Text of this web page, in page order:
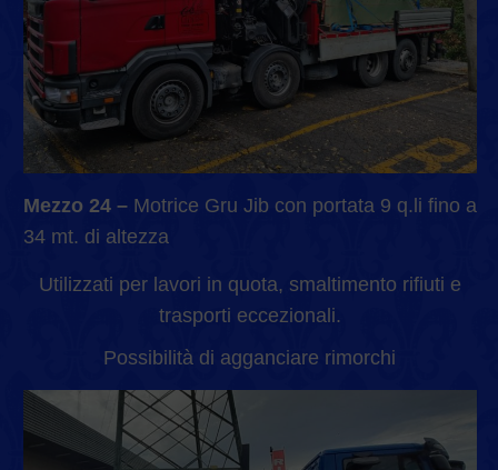
Mezzo 24 –Motrice Gru Jib con portata 9 q.li fino a
34 mt. di altezza
Utilizzati per lavori in quota, smaltimento rifiuti e
trasporti eccezionali.
Possibilità di agganciare rimorchi